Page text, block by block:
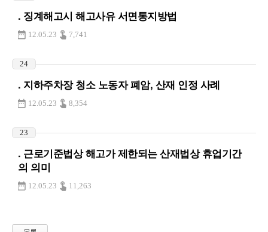
. 징계해고시 해고사유 서면통지방법
12.05.23 7,741
24
. 지하주차장 청소 노동자 폐암, 산재 인정 사례
12.05.23 8,354
23
. 근로기준법상 해고가 제한되는 산재법상 휴업기간
의 의미
12.05.23 11,263